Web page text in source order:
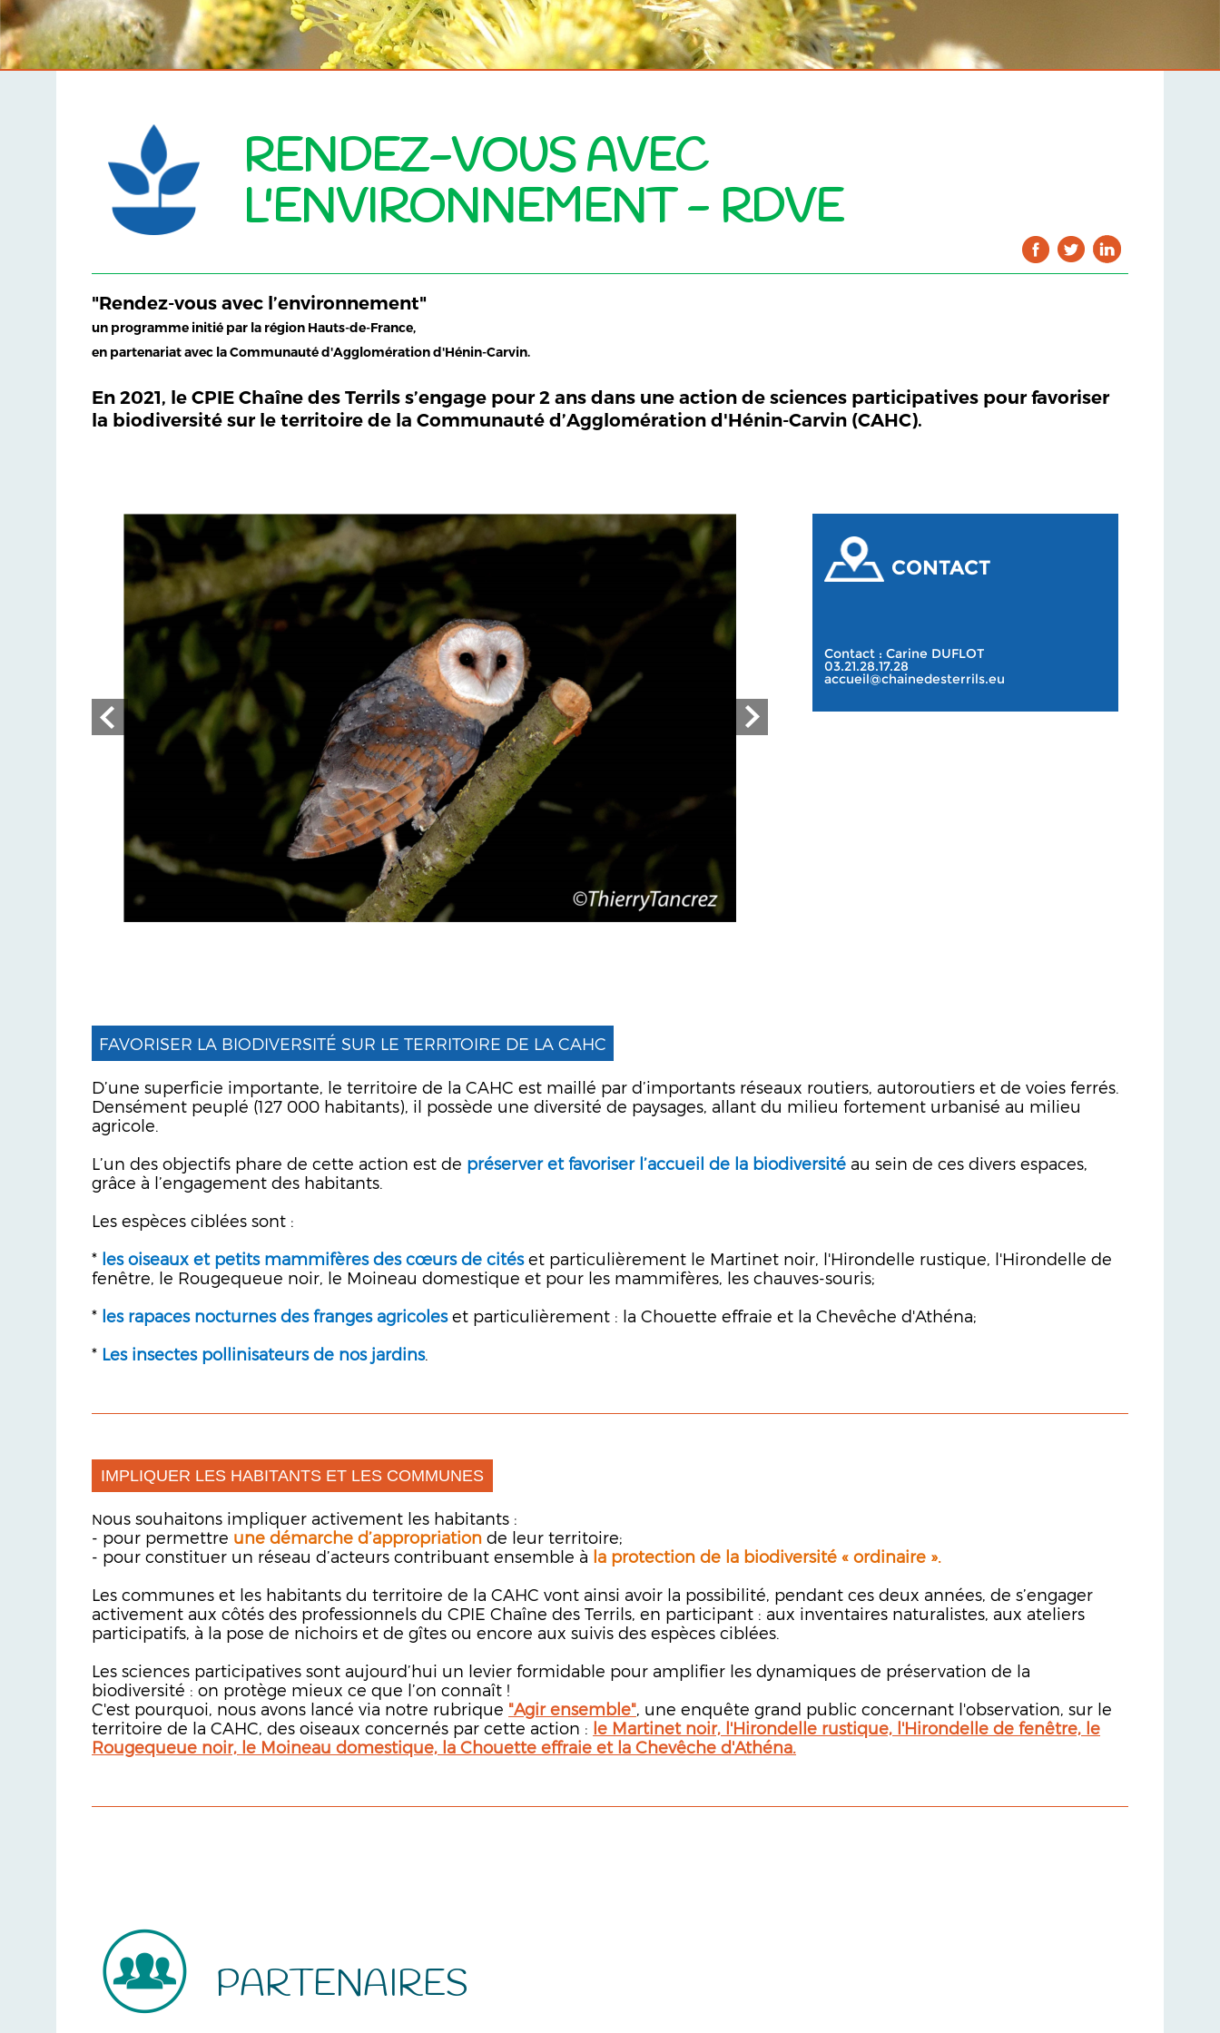
RENDEZ-VOUS AVEC
L'ENVIRONNEMENT - RDVE
"Rendez-vous avec l’environnement"
un programme initié par la région Hauts-de-France,
en partenariat avec la Communauté d'Agglomération d'Hénin-Carvin.
En 2021, le CPIE Chaîne des Terrils s’engage pour 2 ans dans une action de sciences participatives pour favoriser
la biodiversité sur le territoire de la Communauté d’Agglomération d'Hénin-Carvin (CAHC).
CONTACT
Contact : Carine DUFLOT
03.21.28.17.28
accueil@chainedesterrils.eu
FAVORISER LA BIODIVERSITÉ SUR LE TERRITOIRE DE LA CAHC
D’une superficie importante, le territoire de la CAHC est maillé par d’importants réseaux routiers, autoroutiers et de voies ferrés.
Densément peuplé (127 000 habitants), il possède une diversité de paysages, allant du milieu fortement urbanisé au milieu
agricole.
L’un des objectifs phare de cette action est de préserver et favoriser l’accueil de la biodiversité au sein de ces divers espaces,
grâce à l’engagement des habitants.
Les espèces ciblées sont :
* les oiseaux et petits mammifèresdes cœurs de cités et particulièrement le Martinet noir, l'Hirondelle rustique, l'Hirondelle de
fenêtre, le Rougequeue noir, le Moineau domestique et pour les mammifères, les chauves-souris;
* les rapaces nocturnes des franges agricoleset particulièrement : la Chouette effraie et la Chevêche d'Athéna;
* Les insectes pollinisateurs de nos jardins.
IMPLIQUER LES HABITANTS ET LES COMMUNES
Nous souhaitons impliquer activement les habitants :
- pour permettre une démarche d’appropriation de leur territoire;
- pour constituer un réseau d’acteurs contribuant ensemble à la protection de la biodiversité « ordinaire ».
Les communes et les habitants du territoire de la CAHC vont ainsi avoir la possibilité, pendant ces deux années, de s’engager
activement aux côtés des professionnels du CPIE Chaîne des Terrils, en participant : aux inventaires naturalistes, aux ateliers
participatifs, à la pose de nichoirs et de gîtes ou encore aux suivis des espèces ciblées.
Les sciences participatives sont aujourd’hui un levier formidable pour amplifier les dynamiques de préservation de la
biodiversité : on protège mieux ce que l’on connaît !
C'est pourquoi, nous avons lancé via notre rubrique "Agir ensemble" , une enquête grand public concernant l'observation, sur le
territoire de la CAHC, des oiseaux concernés par cette action : le Martinet noir, l'Hirondelle rustique, l'Hirondelle de fenêtre, le
Rougequeue noir, le Moineau domestique, la Chouette effraie et la Chevêche d'Athéna.
PARTENAIRES